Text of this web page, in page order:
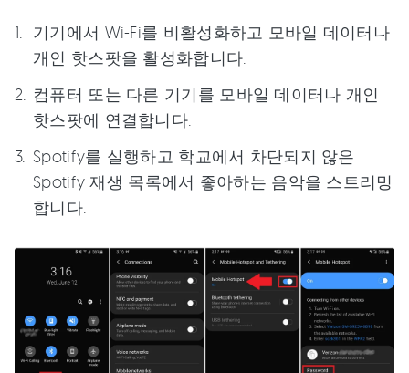
기기에서 Wi-Fi를 비활성화하고 모바일 데이터나
개인 핫스팟을 활성화합니다.
컴퓨터 또는 다른 기기를 모바일 데이터나 개인
핫스팟에 연결합니다.
Spotify를 실행하고 학교에서 차단되지 않은
Spotify 재생 목록에서 좋아하는 음악을 스트리밍
합니다.